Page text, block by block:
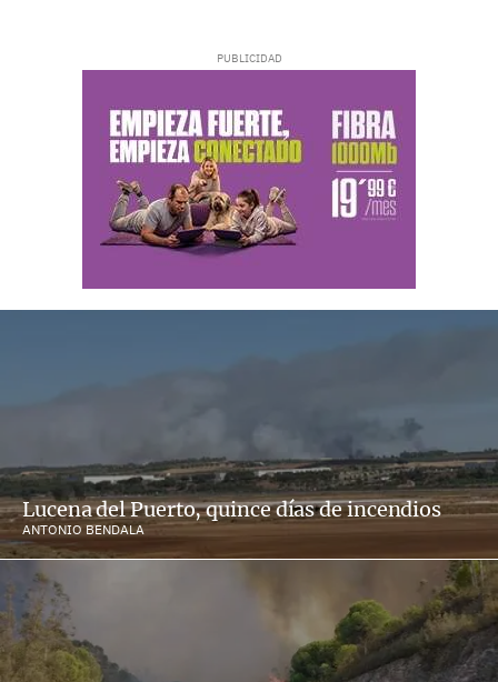
Lucena del Puerto, quince días de incendios
ANTONIO BENDALA